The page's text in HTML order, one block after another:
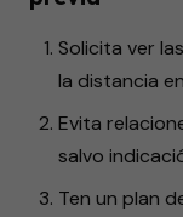
Solicita ver
la distancia
Evita
salvo
Ten un plan